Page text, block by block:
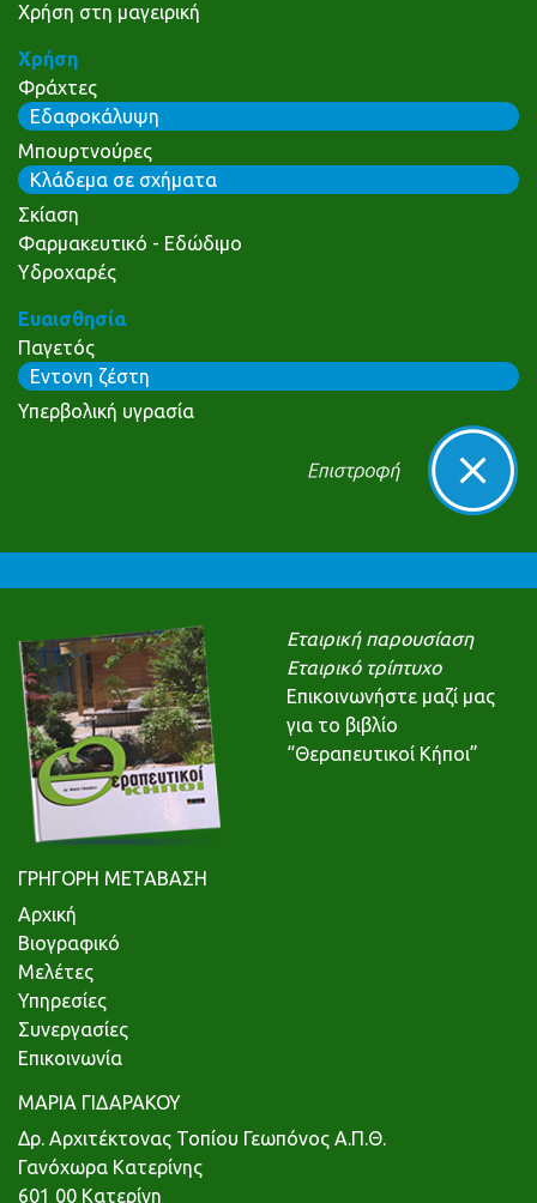
Χρήση στη μαγειρική
Χρήση
Φράχτες
Εδαφοκάλυψη
Μπουρτνούρες
Κλάδεμα σε σχήματα
Σκίαση
Φαρμακευτικό - Εδώδιμο
Υδροχαρές
Ευαισθησία
Παγετός
Εντονη ζέστη
Υπερβολική υγρασία
Εταιρική παρουσίαση
Εταιρικό τρίπτυχο
Επικοινωνήστε μαζί μας
για το βιβλίο
“Θεραπευτικοί Κήποι”
ΓΡΗΓΟΡΗ ΜΕΤΑΒΑΣΗ
Αρχική
Βιογραφικό
Μελέτες
Υπηρεσίες
Συνεργασίες
Επικοινωνία
ΜΑΡΙΑ ΓΙΔΑΡΑΚΟΥ
Δρ. Αρχιτέκτονας Τοπίου Γεωπόνος Α.Π.Θ.
Γανόχωρα Κατερίνης
601 00 Κατερίνη